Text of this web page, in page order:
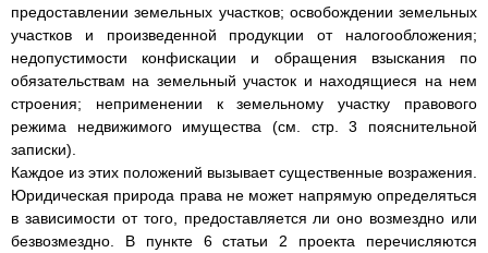
предоставлении земельных участков; освобождении земельных
участков и произведенной продукции от налогообложения;
недопустимости конфискации и обращения взыскания по
обязательствам на земельный участок и находящиеся на нем
строения; неприменении к земельному участку правового
режима недвижимого имущества (см. стр. 3 пояснительной
записки).
Каждое из этих положений вызывает существенные возражения.
Юридическая природа права не может напрямую определяться
в зависимости от того, предоставляется ли оно возмездно или
безвозмездно. В пункте 6 статьи 2 проекта перечисляются